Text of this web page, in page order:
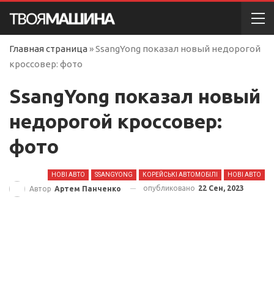
Главная страница »SsangYong показал новый недорогой
кроссовер: фото
SsangYong показал новый
недорогой кроссовер:
фото
НОВІ АВТО SSANGYONG КОРЕЙСЬКІ АВТОМОБІЛІ НОВІ АВТО
Автор Артем Панченко опубликовано 22 Сен, 2023